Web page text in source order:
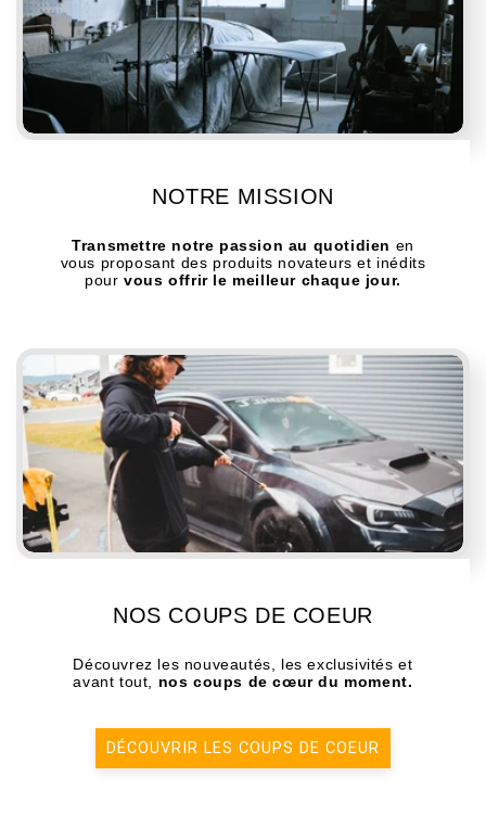
NOTRE MISSION
Transmettre notre passion au quotidien en
vous proposant des produits novateurs et inédits
pourvous offrir le meilleur chaque jour.
NOS COUPS DE COEUR
Découvrez les nouveautés, les exclusivités et
avant tout, nos coups de cœur du moment.
DÉCOUVRIR LES COUPS DE COEUR